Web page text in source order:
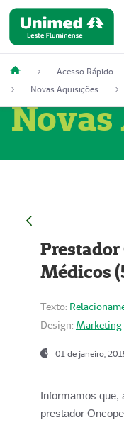
Acesso Rápido
Novas Aquisições
Médicos
Texto:
Design: Marketing
01 de janeiro,
Informamos que,
prestador